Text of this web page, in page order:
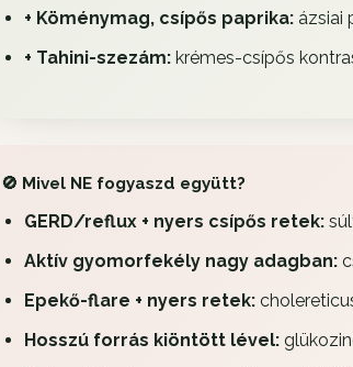
+ Köménymag, csípős paprika:ázsiai
+ Tahini-szezám:krémes-csípős
🚫 Mivel NE fogyaszd együtt?
GERD/reflux + nyers csípős retek:
Aktív gyomorfekély nagy adagban:
Epekő-flare + nyers retek:
Hosszú forrás kiöntött lével: